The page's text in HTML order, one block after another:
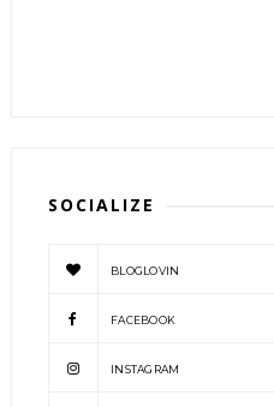
SOCIALIZE
BLOGLOVIN
FACEBOOK
INSTAGRAM